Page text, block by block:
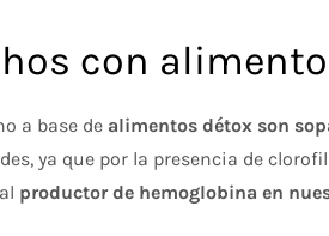
con
a base de alimentos détox son
ya que por la presencia de
productor de hemoglobina en